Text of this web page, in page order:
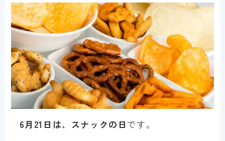
6月21日は、スナックの日 です。